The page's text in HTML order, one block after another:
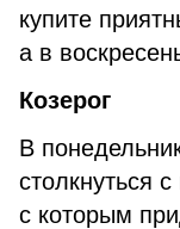
купите
а в
Козерог
В
столкнуться
с которым